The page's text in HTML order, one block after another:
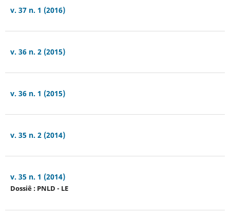
v. 37 n. 1 (2016)
v. 36 n. 2 (2015)
v. 36 n. 1 (2015)
v. 35 n. 2 (2014)
v. 35 n. 1 (2014)
Dossiê : PNLD - LE